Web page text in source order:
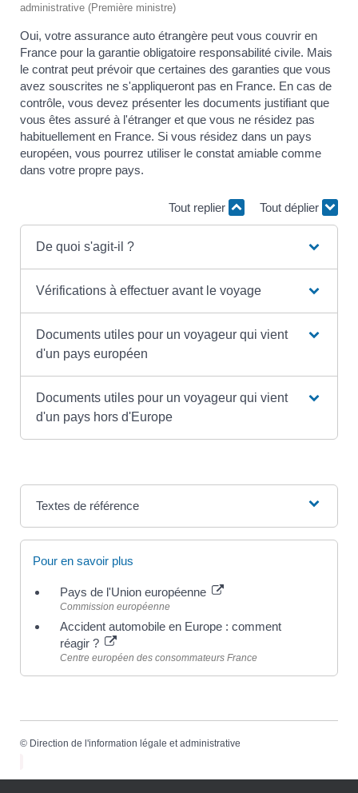
administrative (Première ministre)
Oui, votre assurance auto étrangère peut vous couvrir en
France pour la garantie obligatoire responsabilité civile. Mais
le contrat peut prévoir que certaines des garanties que vous
avez souscrites ne s'appliqueront pas en France. En cas de
contrôle, vous devez présenter les documents justifiant que
vous êtes assuré à l'étranger et que vous ne résidez pas
habituellement en France. Si vous résidez dans un pays
européen, vous pourrez utiliser le constat amiable comme
dans votre propre pays.
Tout replier Tout déplier
De quoi s'agit-il ?
Vérifications à effectuer avant le voyage
Documents utiles pour un voyageur qui vient
d'un pays européen
Documents utiles pour un voyageur qui vient
d'un pays hors d'Europe
Textes de référence
Pour en savoir plus
Pays de l'Union européenne
Commission européenne
Accident automobile en Europe : comment
réagir ?
Centre européen des consommateurs France
© Direction de l'information légale et administrative